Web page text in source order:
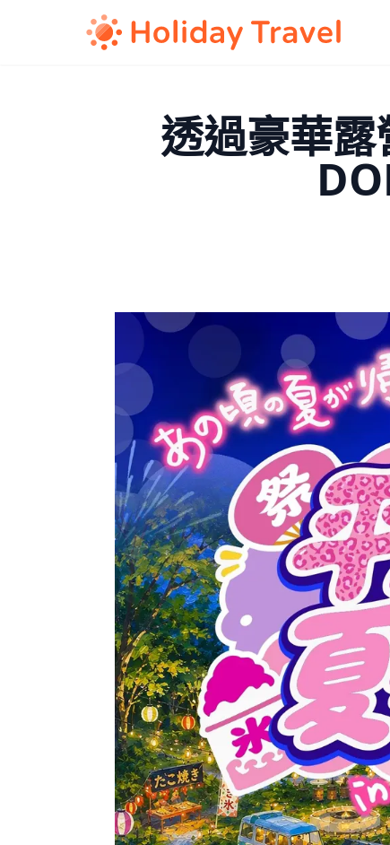
透過豪華